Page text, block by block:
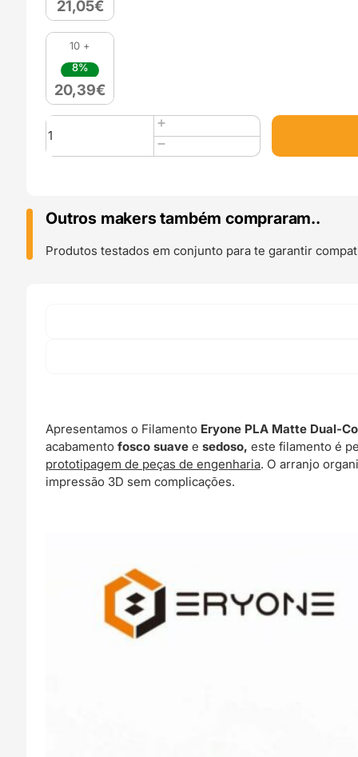
21,05€
10 +
8%
20,39€
Quantidade
de
PLA
Color
1kg
(Pink
Outros makers também compraram..
Produtos testados em conjunto para te garantir
Apresentamos o Filamento Eryone PLA Matte Dual-
acabamentofosco suave esedoso, este filamento é
prototipagem de peças de engenharia. O arranjo
impressão 3D sem complicações.